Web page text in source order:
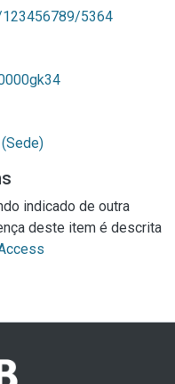
5364
indicado de outra
deste item é descrita